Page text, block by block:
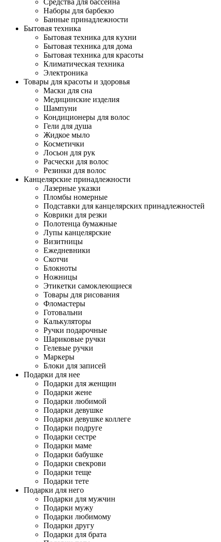
Средства для бассейна
Наборы для барбекю
Банные принадлежности
Бытовая техника
Бытовая техника для кухни
Бытовая техника для дома
Бытовая техника для красоты
Климатическая техника
Электроника
Товары для красоты и здоровья
Маски для сна
Медицинские изделия
Шампуни
Кондиционеры для волос
Гели для душа
Жидкое мыло
Косметички
Лосьон для рук
Расчески для волос
Резинки для волос
Канцелярские принадлежности
Лазерные указки
Пломбы номерные
Подставки для канцелярских принадлежностей
Коврики для резки
Полотенца бумажные
Лупы канцелярские
Визитницы
Ежедневники
Скотчи
Блокноты
Ножницы
Этикетки самоклеющиеся
Товары для рисования
Фломастеры
Готовальни
Калькуляторы
Ручки подарочные
Шариковые ручки
Гелевые ручки
Маркеры
Блоки для записей
Подарки для нее
Подарки для женщин
Подарки жене
Подарки любимой
Подарки девушке
Подарки девушке коллеге
Подарки подруге
Подарки сестре
Подарки маме
Подарки бабушке
Подарки свекрови
Подарки теще
Подарки тете
Подарки для него
Подарки для мужчин
Подарки мужу
Подарки любимому
Подарки другу
Подарки для брата